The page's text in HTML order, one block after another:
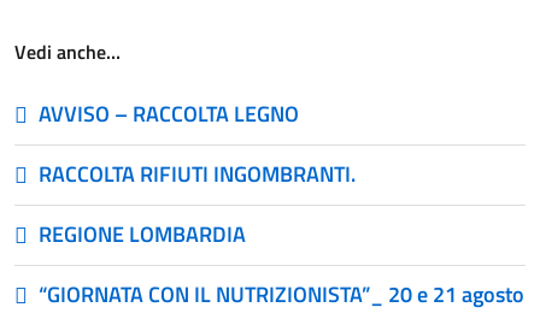
Vedi anche…
AVVISO – RACCOLTA LEGNO
RACCOLTA RIFIUTI INGOMBRANTI.
REGIONE LOMBARDIA
“GIORNATA CON IL NUTRIZIONISTA”_ 20 e 21 agosto